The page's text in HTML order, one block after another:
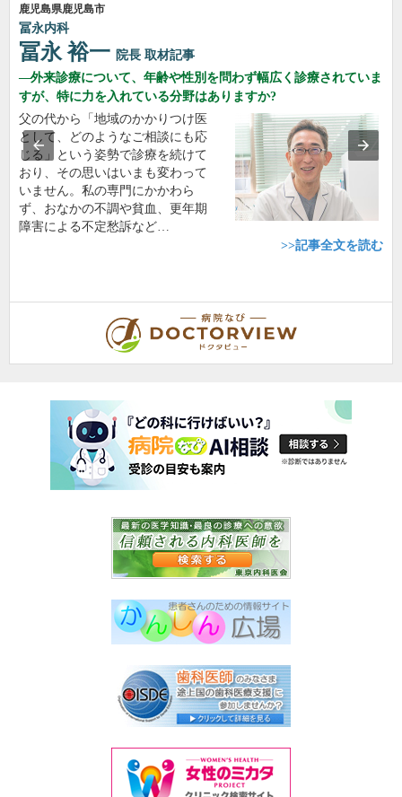
鹿児島県鹿児島市
冨永内科
冨永 裕一 院長 取材記事
外来診療について、年齢や性別を問わず幅広く診療されていま
すが、特に力を入れている分野はありますか?
父の代から「地域のかかりつけ医
として、どのようなご相談にも応
じる」という姿勢で診療を続けて
おり、その思いはいまも変わって
いません。私の専門にかかわら
ず、おなかの不調や貧血、更年期
障害による不定愁訴など…
>>記事全文を読む